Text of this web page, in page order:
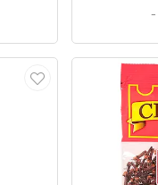
-